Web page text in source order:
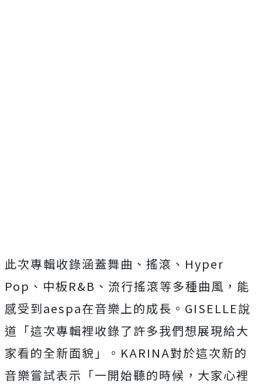
此次專輯收錄涵蓋舞曲、搖滾、 Hyper
Pop 、中板R&B 、流行搖滾等多種曲風，能
感受到aespa在音樂上的成長。 GISELLE說
道「這次專輯裡收錄了許多我們想展現給大
家看的全新面貌」。 KARI NA對於這次新的
音樂嘗試表示「一開始聽的時候， 大家心裡